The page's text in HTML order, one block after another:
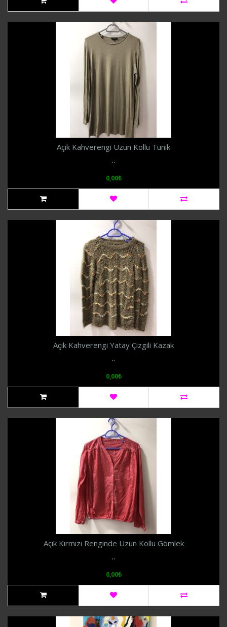
Açık Kahverengi Uzun Kollu Tunik
..
0,00₺
Açık Kahverengi Yatay Çizgili Kazak
..
0,00₺
Açık Kırmızı Renginde Uzun Kollu Gömlek
..
0,00₺